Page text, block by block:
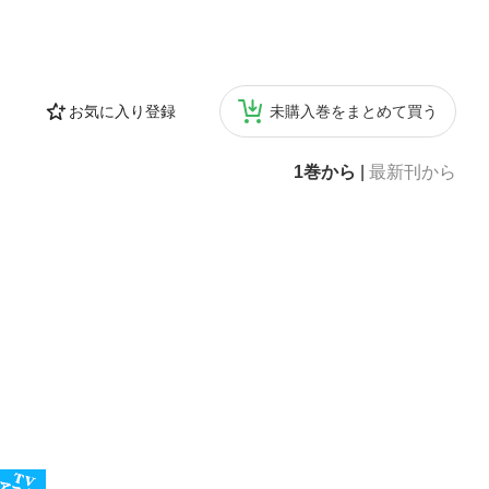
お気に入り登録 未購入巻をまとめて買う
1巻から 最新刊から